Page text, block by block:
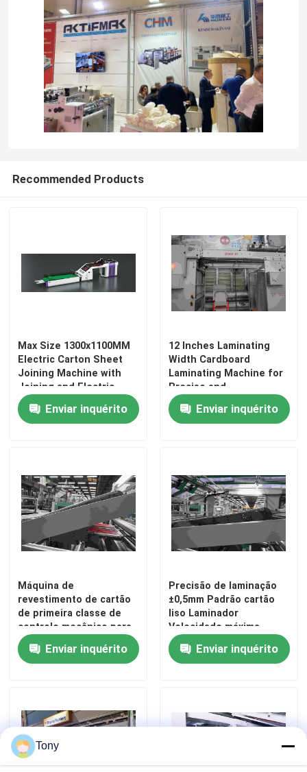
Para casa
Produtos
Visita à fábrica
Controle de qualidade
Contacte-nos
Notícias
Solicite um orçamento
Máquina do laminador da flauta
Recommended Products
Max Size 1300x1100MM
Electric Carton Sheet
Joining Machine with
Joining and Electric
Drive
Enviar inquérito
12 Inches Laminating
Width Cardboard
Laminating Machine for
Precise and
Professional Lamination
18 X 14 X 8 Inches
Enviar inquérito
Máquina de
revestimento de cartão
de primeira classe de
controlo mecânico para
especificações de
revestimento
Enviar inquérito
Precisão de laminação
±0,5mm Padrão cartão
liso Laminador
Velocidade máxima
105pcs/min Sujeito ao
papel Enviar inquérito
Tony